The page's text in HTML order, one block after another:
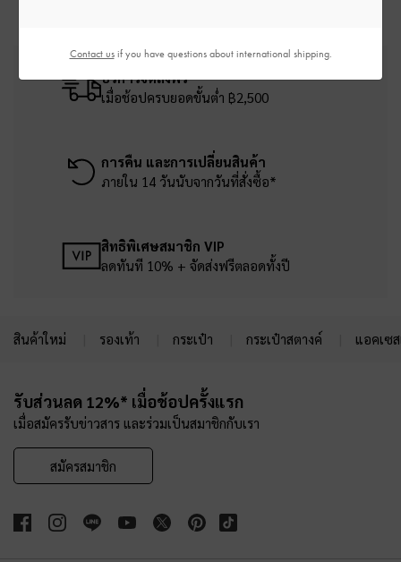
บริการจัดส่งฟรี
เมื่อช้อปครบยอดขั้นต่ำ ฿2,500
การคืน และการเปลี่ยนสินค้า
ภายใน 14 วันนับจากวันที่สั่งซื้อ*
สิทธิพิเศษสมาชิก VIP
ลดทันที 10% + จัดส่งฟรีตลอดทั้งปี
สินค้าใหม่ รองเท้า กระเป๋า กระเป๋าสตางค์ แอคเซ
รับส่วนลด 12%* เมื่อช้อปครั้งแรก
เมื่อสมัครรับข่าวสาร และร่วมเป็นสมาชิกกับเรา
สมัครสมาชิก
Contact usif you have questions about international shipping.